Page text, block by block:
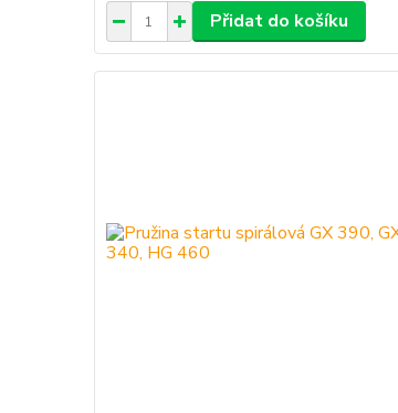
Přidat do košíku